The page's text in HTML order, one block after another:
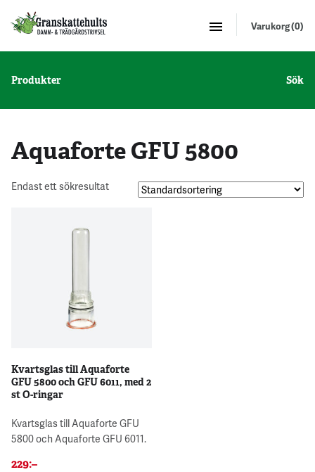
Varukorg (0)
Produkter Sök
Aquaforte GFU 5800
Endast ett sökresultat
Kvartsglas till Aquaforte
GFU 5800 och GFU 6011, med 2
st O-ringar
Kvartsglas till Aquaforte GFU
5800 och Aquaforte GFU 6011.
229:–